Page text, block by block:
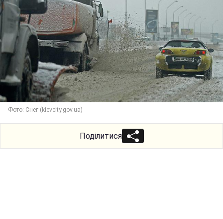
Фото: Снег (kievcity.gov.ua)
Поділитися